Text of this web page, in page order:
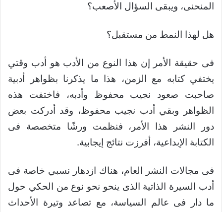
المنحنى، ويبقى السؤال الأصعب؟
هل لهذا النمط من مستقبل؟
فى حقيقة الأمر إن هذا النوع من الأدب هو أدب وقتي
يختفي كتابه مع الزمن، هذا ما يذكرنا بظواهر أدبية
صاحبت صعود نجيب محفوظ وأدبه، فاختفت هذه
الظواهر وبقي أدب نجيب محفوظ، وقد أدركت بعض
دور النشر هذا الأمر، فنظمت ورشًا متخصصة فى
الكتابة الإبداعية، أفرزت نتائج إيجابية.
فى مجالات النشر العام، هناك ازدهار نسبي خاصة فى
أدب السيرة الذاتية الذى ينحو نحو نوع من الحكي حول
ما دار فى عالم السياسة، مع تصاعد وتيرة الأحداث